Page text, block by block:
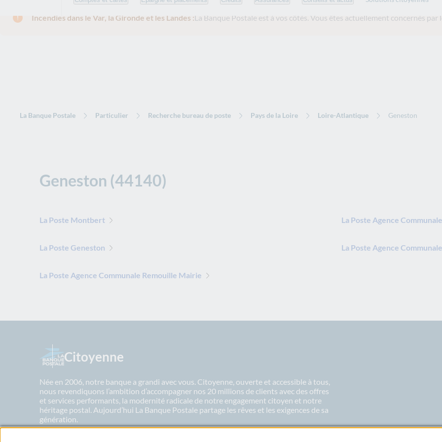
Incendies dans le Var, la Gironde et les Landes :La Banque Postale est à vos côtés. Vous êtes actuellement concernés par
La Banque Postale Particulier Recherche bureau de poste Pays de la Loire Loire-Atlantique Geneston
Geneston (44140)
La Poste Montbert La Poste Agence
La Poste Geneston La Poste Agence
La Poste Agence Communale Remouille Mairie
Citoyenne
Née en 2006, notre banque a grandi avec vous. Citoyenne, ouverte et accessible à tous,
nous revendiquons l’ambition d’accompagner nos 20 millions de clients avec des offres
et services performants, la modernité radicale de notre engagement citoyen et notre
héritage postal. Aujourd’hui La Banque Postale partage les rêves et les exigences de sa
génération.